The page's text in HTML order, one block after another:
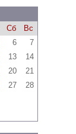
Сб
Вс
6
7
13
14
20
21
27
28